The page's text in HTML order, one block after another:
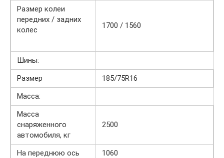
Размер колеи
передних / задних
колес
1700 / 1560
Шины:
Размер
185/75R16
Масса:
Масса
снаряженного
автомобиля, кг
2500
На переднюю ось
1060